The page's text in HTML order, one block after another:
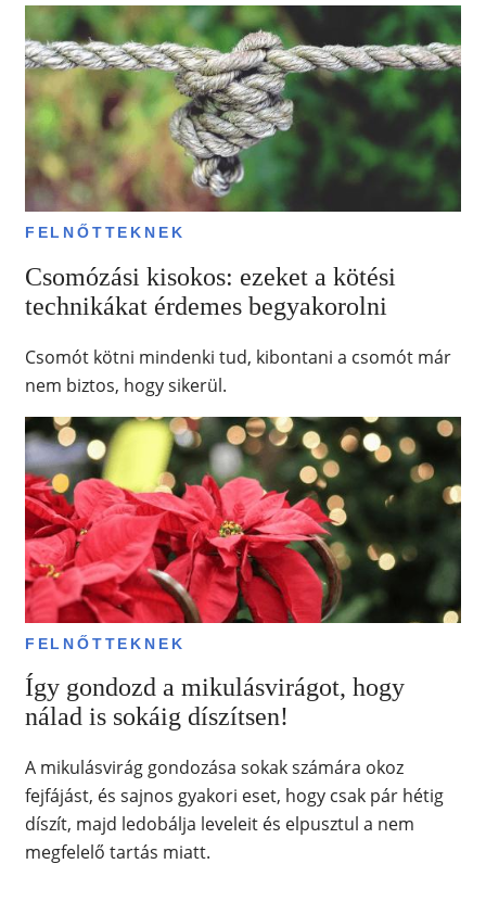
FELNŐTTEKNEK
Csomózási kisokos: ezeket a kötési
technikákat érdemes begyakorolni
Csomót kötni mindenki tud, kibontani a csomót már
nem biztos, hogy sikerül.
FELNŐTTEKNEK
Így gondozd a mikulásvirágot, hogy
nálad is sokáig díszítsen!
A mikulásvirág gondozása sokak számára okoz
fejfájást, és sajnos gyakori eset, hogy csak pár hétig
díszít, majd ledobálja leveleit és elpusztul a nem
megfelelő tartás miatt.